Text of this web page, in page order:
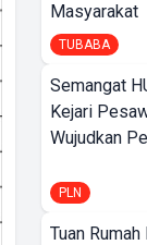
Masyarakat
TUBABA
Semangat
Kejari
Wujudkan
PLN
Tuan